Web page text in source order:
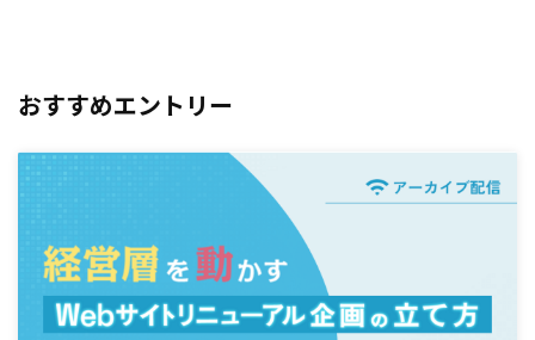
おすすめエントリー